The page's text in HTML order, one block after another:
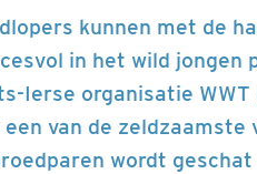
kunnen met de
in het wild jongen
Ierse organisatie
van de
wordt